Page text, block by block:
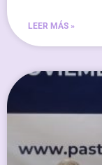
LEER MÁS »